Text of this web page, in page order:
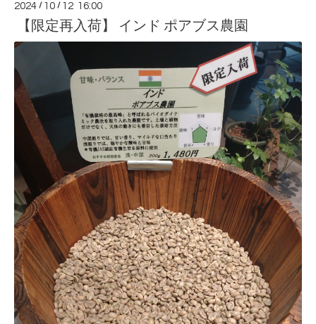
2024 / 10 / 12 16:00
【限定再入荷】 インド ポアブス農園